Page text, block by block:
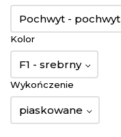
Pochwyt - pochwyt
Kolor
F1 - srebrny
Wykończenie
piaskowane